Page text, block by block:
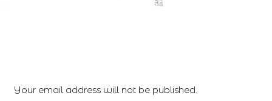
Your email address will not be published.